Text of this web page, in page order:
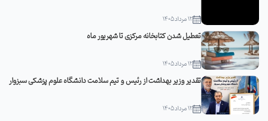
12 مرداد 1405
تعطیل شدن کتابخانه مرکزی تا شهریور ماه
12 مرداد 1405
تقدیر وزیر بهداشت از رئیس و تیم سلامت دانشگاه علوم پزشکی سبزوار
12 مرداد 1405